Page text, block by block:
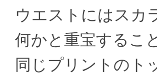
ウエストにはスカ
何かと重宝するこ
同じプリントのト